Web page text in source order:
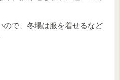
ので、冬場は服を着せるなど